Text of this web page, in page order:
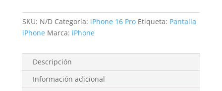
SKU: N/D Categoría: iPhone 16 Pro Etiqueta: Pantalla
iPhone Marca: iPhone
Descripción
Información adicional